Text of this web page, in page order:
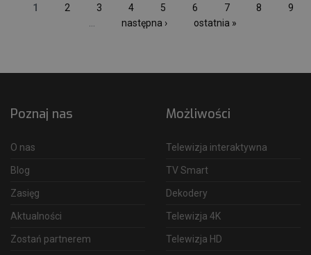
1 2 3 4 5 6 7 8
9
następna › ostatnia »
Poznaj nas
O nas
Blog
Zasięg
Aktualności
Zostań partnerem
Możliwości
Telewizja interaktywna
TV Smart
Dekodery
Telewizja 4K
Telewizja HD